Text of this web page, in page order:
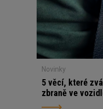
Novinky
5 věcí, které
zbraně ve